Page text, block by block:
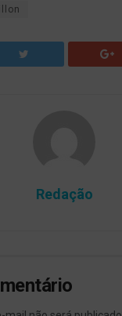
Redação